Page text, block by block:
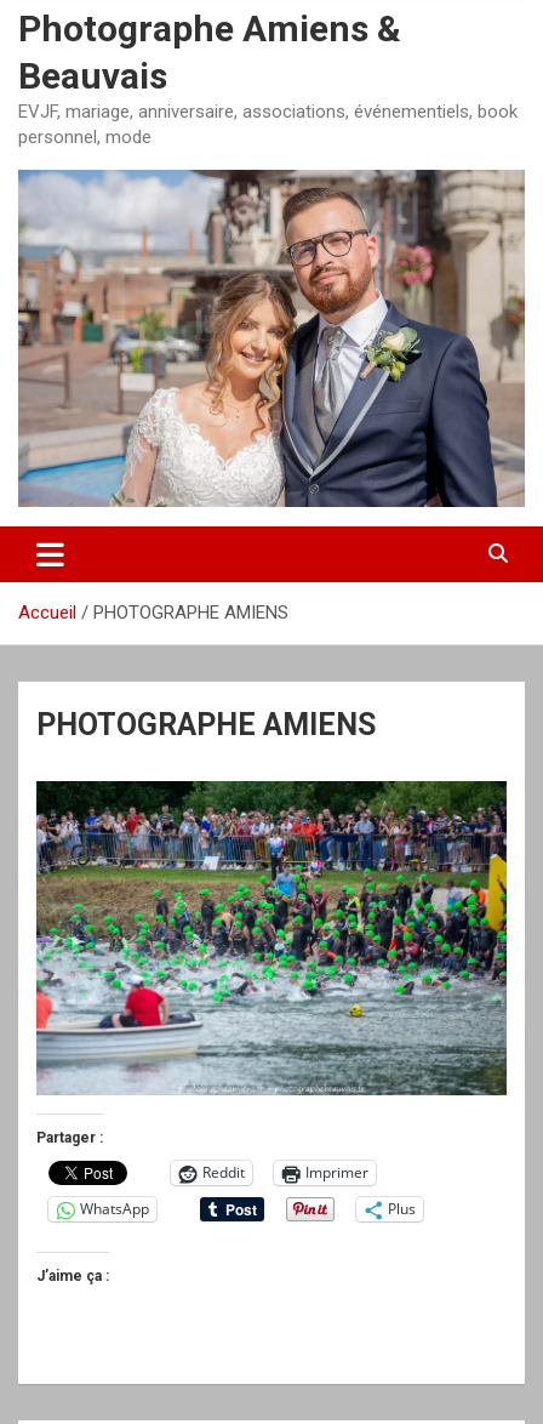
Photographe Amiens &
Beauvais
EVJF, mariage, anniversaire, associations, événementiels, book
personnel, mode
Accueil PHOTOGRAPHE AMIENS
PHOTOGRAPHE AMIENS
Partager :
Reddit
Imprimer
WhatsApp
Plus
J’aime ça :